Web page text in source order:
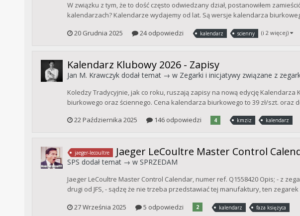
W związku z tym, że to dość często odwiedzany dział, postanowiłem
kalendarzach? Kalendarze wydajemy od lat. Są wersje kalendarza
20 Grudnia 2025
24 odpowiedzi kalendarz scienny (i 2 więcej)
Kalendarz Klubowy 2026 - Zapisy
Jan M. Krawczykdodał temat → w Zegarki i inicjatywy związane z
Koledzy Tradycyjnie, jak co roku, ruszają zapisy na nową edycję
biurkowego oraz ściennego. Cena kalendarza biurkowego to 39 zł/szt. oraz
22 Października 2025
146 odpowiedzi 4 kmziz kalendarz
jaeger-lecoultre Jaeger LeCoultre Master Control
SPS dodał temat → w SPRZEDAM
Jaeger LeCoultre Master Control Calendar, numer ref. Q1558420 Opis; - z
drugi od JFS, - sądzę że nie trzeba przedstawiać tej manufaktury, ten
27 Września 2025
5 odpowiedzi 2 kalendarz faza księżyca